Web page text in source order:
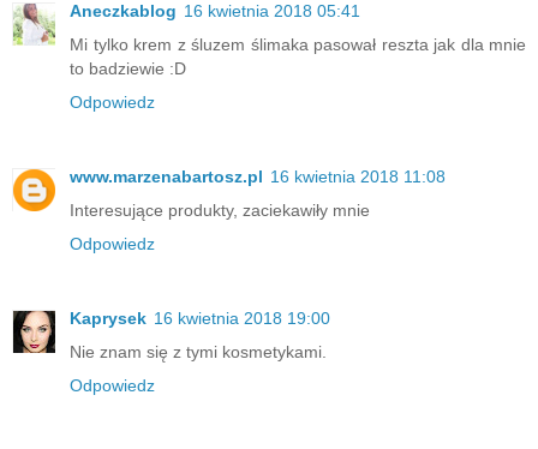
Aneczkablog 16 kwietnia 2018 05:41
Mi tylko krem z śluzem ślimaka pasował reszta jak dla mnie
to badziewie :D
Odpowiedz
www.marzenabartosz.pl 16 kwietnia 2018 11:08
Interesujące produkty, zaciekawiły mnie
Odpowiedz
Kaprysek 16 kwietnia 2018 19:00
Nie znam się z tymi kosmetykami.
Odpowiedz